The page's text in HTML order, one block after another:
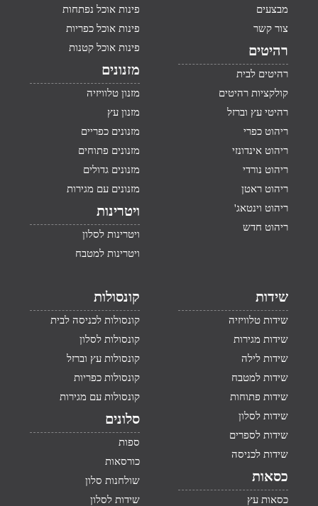
מבצעים
צור קשר
רהיטים
רהיטים לבית
קולקציות רהיטים
רהיטי עץ וברזל
ריהוט כפרי
ריהוט אינדונזי
ריהוט נורדי
ריהוט ראטן
ריהוט וינטאג'
ריהוט חדש
פינות אוכל נפתחות
פינות אוכל כפריות
פינות אוכל קטנות
מזנונים
מזנון טלוויזיה
מזנון עץ
מזנונים כפריים
מזנונים פתוחים
מזנונים גדולים
מזנונים עם מגירות
ויטרינות
ויטרינות לסלון
ויטרינות למטבח
שידות
שידות טלוויזיה
שידות מגירות
שידות לילה
שידות למטבח
שידות פתוחות
שידות לסלון
שידות לספרים
שידות לכניסה
כסאות
כסאות עץ
קונסולות
קונסולות לכניסה לבית
קונסולות לסלון
קונסולות עץ וברזל
קונסולות כפריות
קונסולות עם מגירות
סלונים
ספות
כורסאות
שולחנות סלון
שידות לסלון